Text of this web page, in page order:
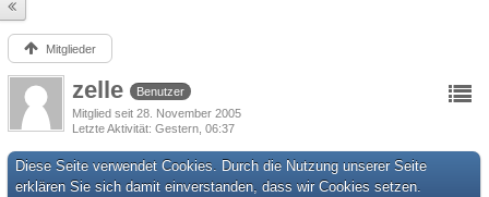
Mitglieder
zelle
Benutzer
Mitglied seit 28. November 2005
Letzte Aktivität Gestern, 06:37
Diese Seite verwendet Cookies. Durch die Nutzung unserer Seite
erklären Sie sich damit einverstanden, dass wir Cookies setzen.